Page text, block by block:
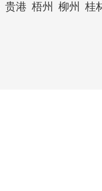
贵港 梧州 柳州 桂